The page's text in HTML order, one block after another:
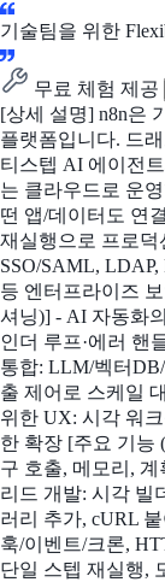
기술팀을 위한
무료 체험 제공
[상세 설명] n8n은
플랫폼입니다. 드
티스텝 AI 에이전
는 클라우드로 운
떤 앱/데이터도 연
재실행으로 프로
SSO/SAML,
등 엔터프라이즈
셔닝)] - AI 자동화
인더 루프·에러 핸
통합: LLM/벡터
출 제어로 스케일
위한 UX: 시각 워
한 확장 [주요 기능
구 호출, 메모리, 계
리드 개발: 시각 빌
러리 추가, cURL
훅/이벤트/크론,
단일 스텝 재실행,